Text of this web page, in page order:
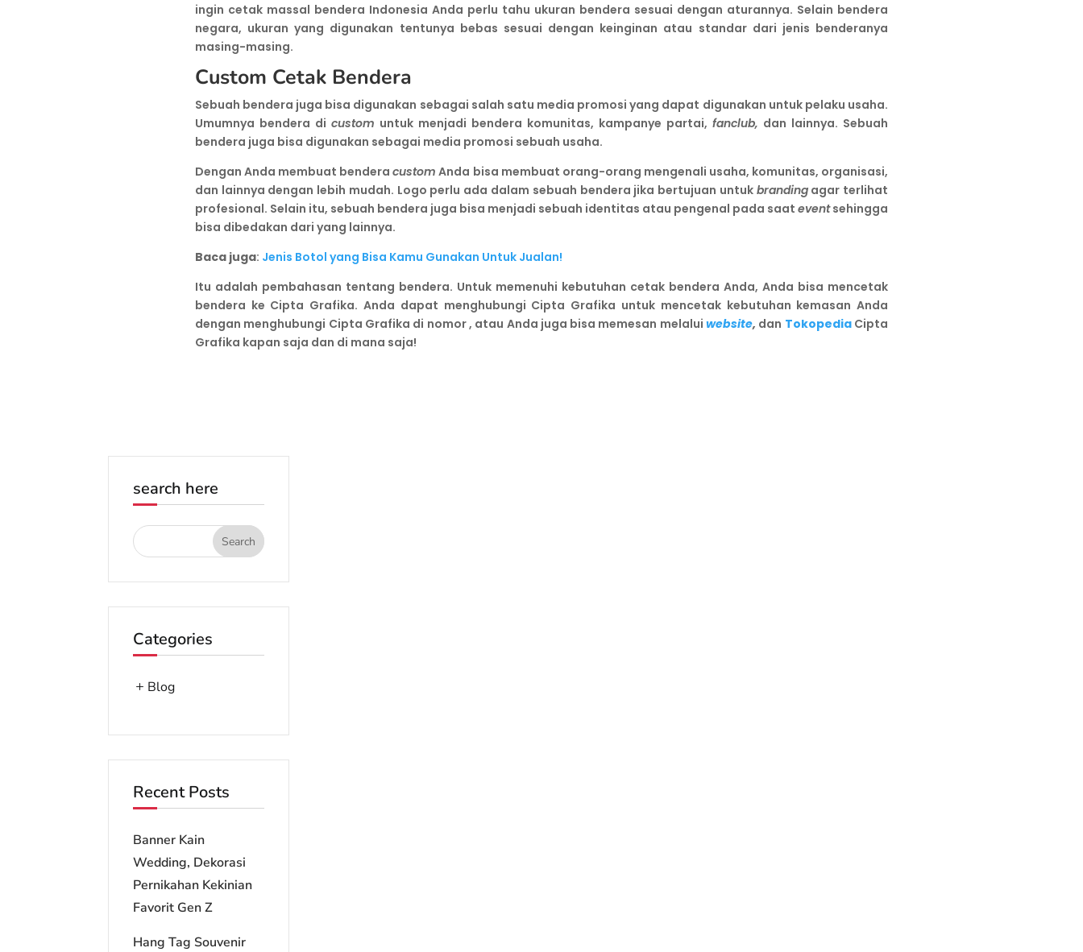
ingin cetak massal bendera Indonesia Anda perlu tahu ukuran bendera sesuai dengan aturannya. Selain bendera
negara, ukuran yang digunakan tentunya bebas sesuai dengan keinginan atau standar dari jenis benderanya
masing-masing.
Custom Cetak Bendera
Sebuah bendera juga bisa digunakan sebagai salah satu media promosi yang dapat digunakan untuk pelaku usaha.
Umumnya bendera di custom untuk menjadi bendera komunitas, kampanye partai,fanclub, dan lainnya. Sebuah
bendera juga bisa digunakan sebagai media promosi sebuah usaha.
Dengan Anda membuat benderacustom Anda bisa membuat orang-orang mengenali usaha, komunitas, organisasi,
dan lainnya dengan lebih mudah. Logo perlu ada dalam sebuah bendera jika bertujuan untuk brandingagar terlihat
profesional. Selain itu, sebuah bendera juga bisa menjadi sebuah identitas atau pengenal pada saateventsehingga
bisa dibedakan dari yang lainnya.
Baca juga: Jenis Botol yang Bisa Kamu Gunakan Untuk Jualan!
Itu adalah pembahasan tentang bendera. Untuk memenuhi kebutuhan cetak bendera Anda, Anda bisa mencetak
bendera ke Cipta Grafika. Anda dapat menghubungi Cipta Grafika untuk mencetak kebutuhan kemasan Anda
dengan menghubungi Cipta Grafika di nomor, atau Anda juga bisa memesan melaluiwebsite, dan TokopediaCipta
Grafika kapan saja dan di mana saja!
search here
Categories
Blog
Recent Posts
Banner Kain
Wedding, Dekorasi
Pernikahan Kekinian
Favorit Gen Z
Hang Tag Souvenir